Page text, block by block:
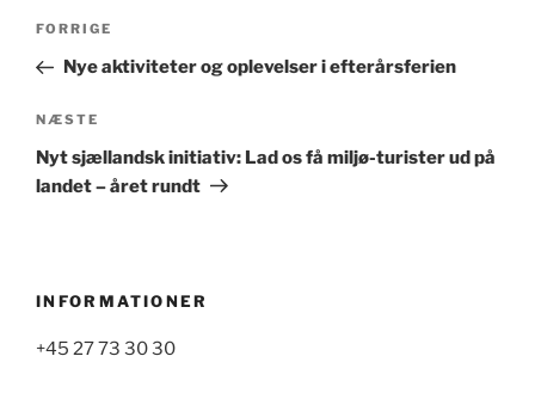
Indlægsnavigation
Forrige
indlæg
FORRIGE
Nye aktiviteter og oplevelser i efterårsferien
Næste
indlæg
NÆSTE
Nyt sjællandsk initiativ: Lad os få miljø-turister ud på
landet – året rundt
INFORMATIONER
+45 27 73 30 30